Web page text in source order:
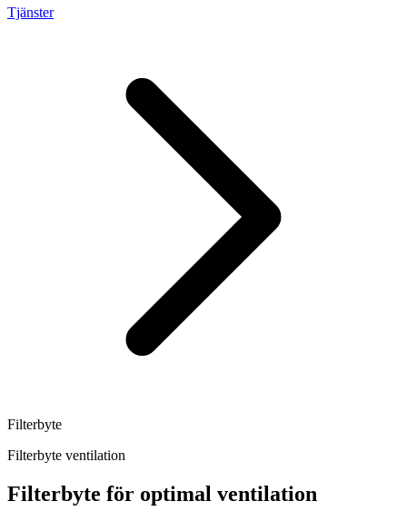
Tjänster
Filterbyte
Filterbyte ventilation
Filterbyte för optimal ventilation